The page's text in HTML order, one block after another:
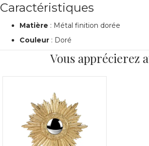
Caractéristiques
Matière : Métal finition dorée
Couleur : Doré
Vous apprécierez